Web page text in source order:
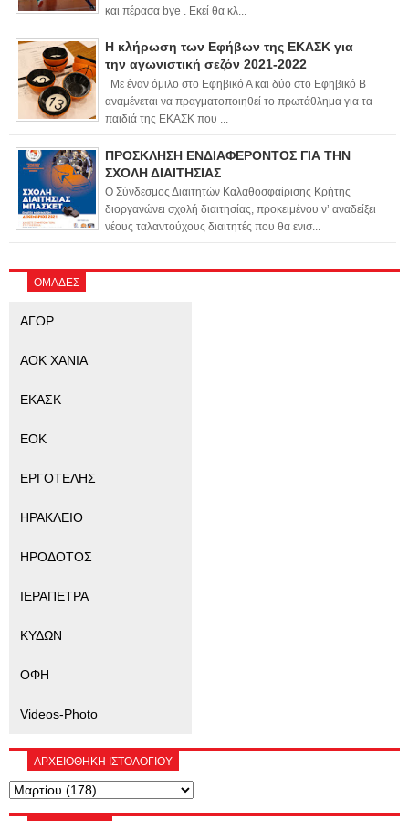
και πέρασα bye . Εκεί θα κλ...
Η κλήρωση των Εφήβων της ΕΚΑΣΚ για
την αγωνιστική σεζόν 2021-2022
Με έναν όμιλο στο Εφηβικό Α και δύο στο Εφηβικό Β
αναμένεται να πραγματοποιηθεί το πρωτάθλημα για τα
παιδιά της ΕΚΑΣΚ που ...
ΠΡΟΣΚΛΗΣΗ ΕΝΔΙΑΦΕΡΟΝΤΟΣ ΓΙΑ ΤΗΝ
ΣΧΟΛΗ ΔΙΑΙΤΗΣΙΑΣ
Ο Σύνδεσμος Διαιτητών Καλαθοσφαίρισης Κρήτης
διοργανώνει σχολή διαιτησίας, προκειμένου ν’ αναδείξει
νέους ταλαντούχους διαιτητές που θα ενισ...
ΟΜΑΔΕΣ
ΑΓΟΡ
ΑΟΚ ΧΑΝΙΑ
ΕΚΑΣΚ
ΕΟΚ
ΕΡΓΟΤΕΛΗΣ
ΗΡΑΚΛΕΙΟ
ΗΡΟΔΟΤΟΣ
ΙΕΡΑΠΕΤΡΑ
ΚΥΔΩΝ
ΟΦΗ
Videos-Photo
ΑΡΧΕΙΟΘΗΚΗ ΙΣΤΟΛΟΓΙΟΥ